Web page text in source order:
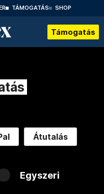
TÁMOGATÁS SHOP
Támogatás
Átutalás
Egyszeri